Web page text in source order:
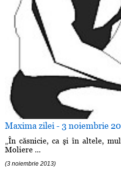
Maxima zilei - 3 noiembrie
„În căsnicie, ca şi în altele,
Moliere ...
(3 noiembrie 2013)